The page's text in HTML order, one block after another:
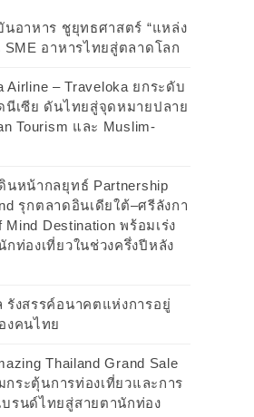
นอาหาร ชูยุทธศาสตร์ “แหล่ง
SME อาหารไทยสู่ตลาดโลก
– Traveloka ยกระดับ
นีเซีย ดันไทยสู่จุดหมายปลาย
Tourism และ Muslim-
หน้ากลยุทธ์ Partnership
รุกตลาดอินเดียใต้–ศรีลังกา
Destination พร้อมเร่ง
ท่องเที่ยวในช่วงครึ่งปีหลัง
งสรรค์อนาคตแห่งการอยู่
งคนไทย
Thailand Grand Sale
กระตุ้นการท่องเที่ยวและการ
รนด์ไทยสู่สายตานักท่อง